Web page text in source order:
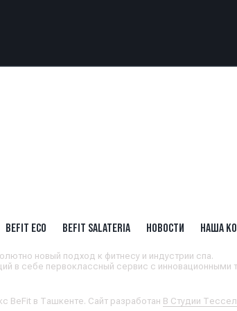
BEFIT ECO BEFIT SALATERIA НОВОСТИ НАША
новый подход к фитнесу и индустрии спа.
в себе первоклассный сервис с инновационными
BeFit в Ташкенте. Сайт разработан В Студии